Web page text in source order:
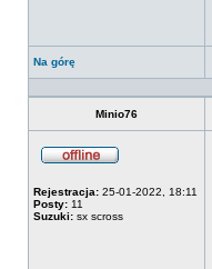
Na górę
Minio76
Rejestracja: 25-01-2022, 18:11
Posty: 11
Suzuki: sx scross